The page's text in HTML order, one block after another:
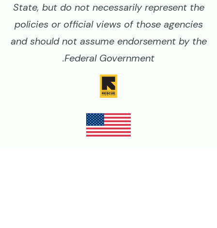
State, but do not necessarily represent the
policies or official views of those agencies
and should not assume endorsement by the
Federal Government.